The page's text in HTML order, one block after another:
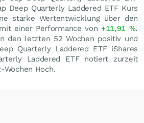
Deep Quarterly Laddered ETF Kurs
starke Wertentwicklung über den
einer Performance von +11,91 %.
den letzten 52 Wochen positiv und
Quarterly Laddered ETF iShares
Laddered ETF notiert zurzeit
Hoch.